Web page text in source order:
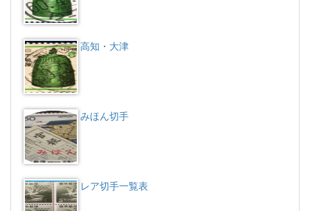
高知・大津
みほん切手
レア切手一覧表